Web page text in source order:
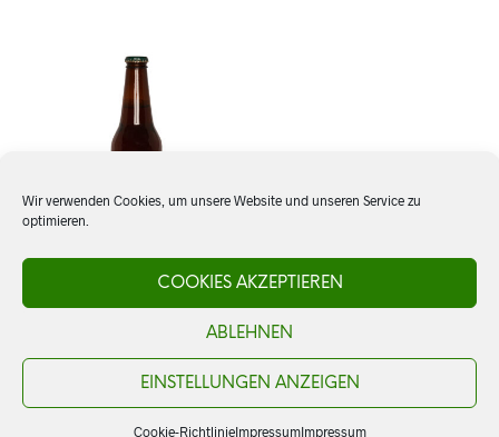
Wir verwenden Cookies, um unsere Website und unseren Service zu
optimieren.
COOKIES AKZEPTIEREN
ABLEHNEN
EINSTELLUNGEN ANZEIGEN
Cookie-RichtlinieImpressumImpressum
Bier: Indio, Lager